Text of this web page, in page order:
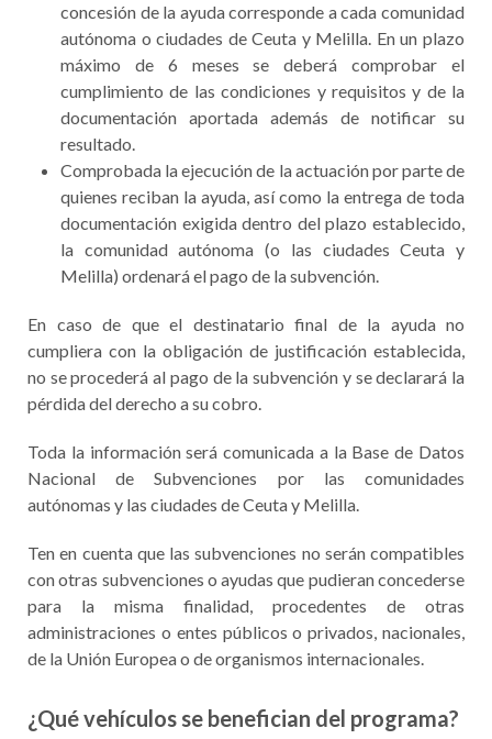
concesión de la ayuda corresponde a cada comunidad
autónoma o ciudades de Ceuta y Melilla. En un plazo
máximo de 6 meses se deberá comprobar el
cumplimiento de las condiciones y requisitos y de la
documentación aportada además de notificar su
resultado.
Comprobada la ejecución de la actuación por parte de
quienes reciban la ayuda, así como la entrega de toda
documentación exigida dentro del plazo establecido,
la comunidad autónoma (o las ciudades Ceuta y
Melilla) ordenará el pago de la subvención.
En caso de que el destinatario final de la ayuda no
cumpliera con la obligación de justificación establecida,
no se procederá al pago de la subvención y se declarará la
pérdida del derecho a su cobro.
Toda la información será comunicada a la Base de Datos
Nacional de Subvenciones por las comunidades
autónomas y las ciudades de Ceuta y Melilla.
Ten en cuenta que las subvenciones no serán compatibles
con otras subvenciones o ayudas que pudieran concederse
para la misma finalidad, procedentes de otras
administraciones o entes públicos o privados, nacionales,
de la Unión Europea o de organismos internacionales.
¿Qué vehículos se benefician del programa?